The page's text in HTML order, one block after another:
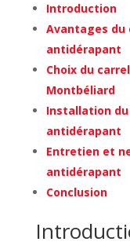
Introduction
Avantages
antidérapant
Choix du
Montbéliard
Installation
antidérapant
Entretien et
antidérapant
Conclusion